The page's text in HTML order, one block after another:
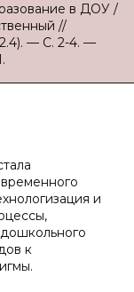
в ДОУ /
//
— С. 2-4. —
и
к